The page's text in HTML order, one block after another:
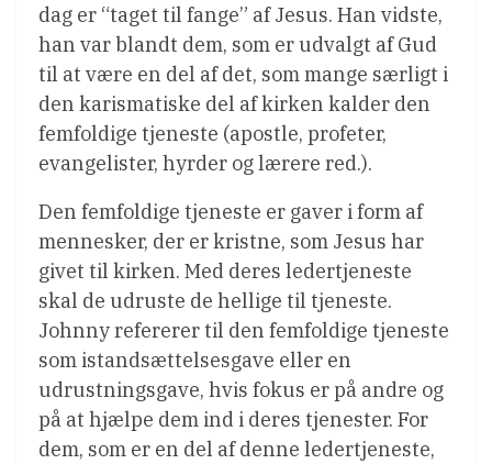
dag er “taget til fange” af Jesus. Han vidste,
han var blandt dem, som er udvalgt af Gud
til at være en del af det, som mange særligt i
den karismatiske del af kirken kalder den
femfoldige tjeneste (apostle, profeter,
evangelister, hyrder og lærere red.).
Den femfoldige tjeneste er gaver i form af
mennesker, der er kristne, som Jesus har
givet til kirken. Med deres ledertjeneste
skal de udruste de hellige til tjeneste.
Johnny refererer til den femfoldige tjeneste
som istandsættelsesgave eller en
udrustningsgave, hvis fokus er på andre og
på at hjælpe dem ind i deres tjenester. For
dem, som er en del af denne ledertjeneste,